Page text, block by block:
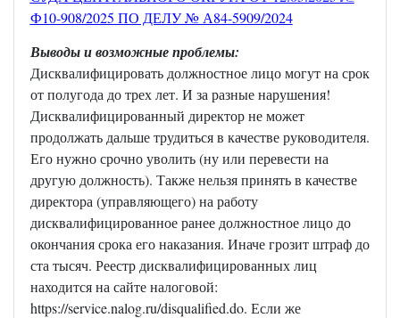
Ф10-908/2025 ПО ДЕЛУ № А84-5909/2024
Выводы и возможные проблемы:
Дисквалифицировать должностное лицо могут на срок
от полугода до трех лет. И за разные нарушения!
Дисквалифицированный директор не может
продолжать дальше трудиться в качестве руководителя.
Его нужно срочно уволить (ну или перевести на
другую должность). Также нельзя принять в качестве
директора (управляющего) на работу
дисквалифицированное ранее должностное лицо до
окончания срока его наказания. Иначе грозит штраф до
ста тысяч. Реестр дисквалифицированных лиц
находится на сайте налоговой:
https://service.nalog.ru/disqualified.do. Если же